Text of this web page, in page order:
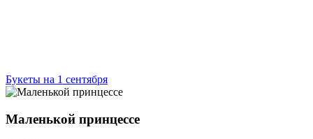
Букеты на 1 сентября
Маленькой принцессе